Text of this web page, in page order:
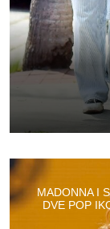
MADONNA I
DVE POP